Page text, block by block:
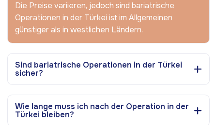
Die Preise variieren, jedoch sind bariatrische
Operationen in der Türkei ist im Allgemeinen
günstiger als in westlichen Ländern.
Sind bariatrische Operationen in der Türkei
sicher?
Wie lange muss ich nach der Operation in der
Türkei bleiben?